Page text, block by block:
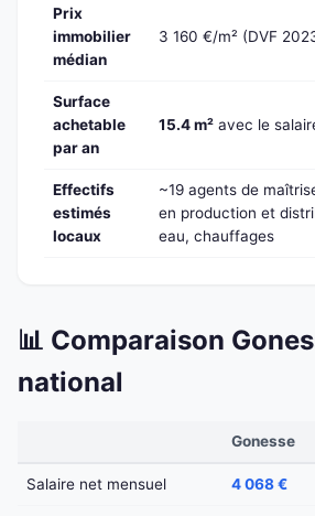
Prix
immobilier
médian
3 160 €/m² (DVF
Surface
achetable
par an
15.4 m² avec le
Effectifs
estimés
locaux
~19 agents de
en production et
eau, chauffages
📊 Comparaison
national
Gonesse
Salaire net mensuel 4 068 €